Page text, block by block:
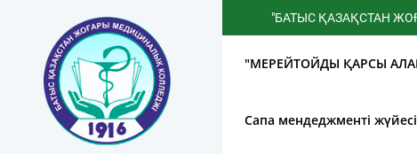
"БАТЫС ҚАЗАҚСТАН ЖОҒАРЫ
"МЕРЕЙТОЙДЫ ҚАРСЫ
Сапа мендеджменті жүйесі